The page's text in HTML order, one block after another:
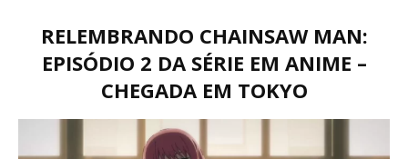
RELEMBRANDO CHAINSAW MAN:
EPISÓDIO 2 DA SÉRIE EM ANIME –
CHEGADA EM TOKYO